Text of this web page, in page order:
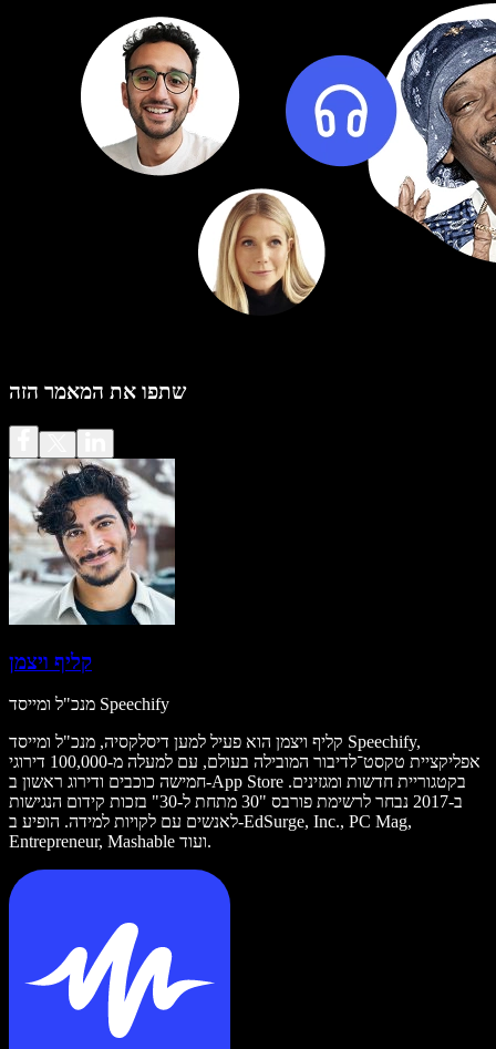
שתפו את המאמר הזה
קליף ויצמן
מנכ"ל ומייסד Speechify
קליף ויצמן הוא פעיל למען דיסלקסיה, מנכ"ל ומייסד Speechify,
אפליקציית טקסט־לדיבור המובילה בעולם, עם למעלה מ-100,000 דירוגי
חמישה כוכבים ודירוג ראשון ב-App Store בקטגוריית חדשות ומגזינים.
ב-2017 נבחר לרשימת פורבס "30 מתחת ל-30" בזכות קידום הנגישות
לאנשים עם לקויות למידה. הופיע ב-EdSurge, Inc., PC Mag,
Entrepreneur, Mashable ועוד.